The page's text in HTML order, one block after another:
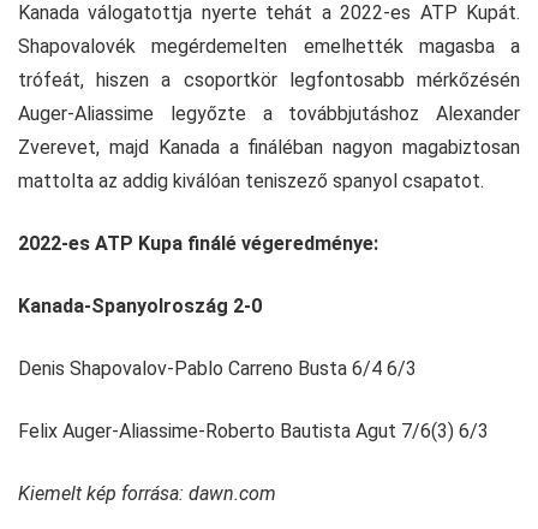
Kanada válogatottja nyerte tehát a 2022-es ATP Kupát.
Shapovalovék megérdemelten emelhették magasba a
trófeát, hiszen a csoportkör legfontosabb mérkőzésén
Auger-Aliassime legyőzte a továbbjutáshoz Alexander
Zverevet, majd Kanada a fináléban nagyon magabiztosan
mattolta az addig kiválóan teniszező spanyol csapatot.
2022-es ATP Kupa finálé végeredménye:
Kanada-Spanyolroszág 2-0
Denis Shapovalov-Pablo Carreno Busta 6/4 6/3
Felix Auger-Aliassime-Roberto Bautista Agut 7/6(3) 6/3
Kiemelt kép forrása: dawn.com